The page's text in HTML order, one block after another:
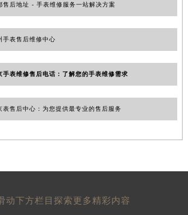
售后地址 - 手表维修服务一站解决方案
手表售后维修中心
手表维修售后电话：了解您的手表维修需求
表售后中心：为您提供最专业的售后服务
动下方栏目探索更多精彩内容